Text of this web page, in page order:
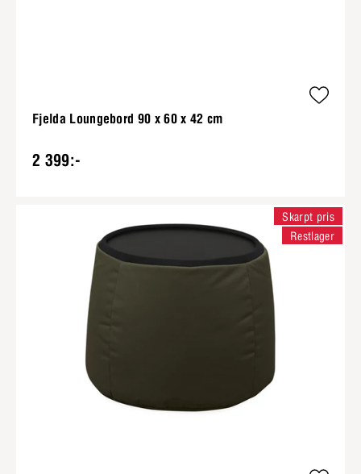
Fjelda Loungebord 90 x 60 x 42 cm
2 399:-
Skarpt pris
Restlager